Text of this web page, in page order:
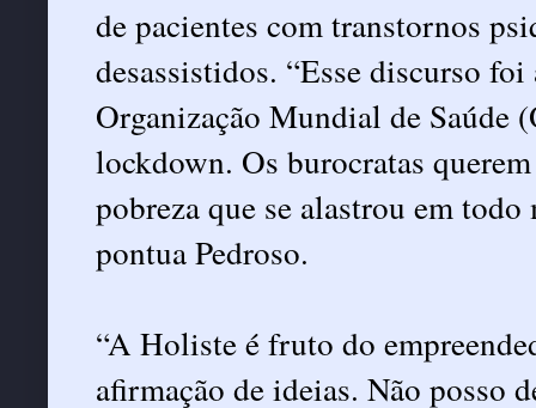
de pacientes com transtornos
desassistidos. “Esse discurso
Organização Mundial de Saúde
lockdown. Os burocratas
pobreza que se alastrou em
pontua Pedroso.
“A Holiste é fruto do
afirmação de ideias. Não posso